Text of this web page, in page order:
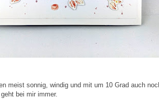
meist sonnig, windig und mit um 10 Grad auch
bei mir immer.